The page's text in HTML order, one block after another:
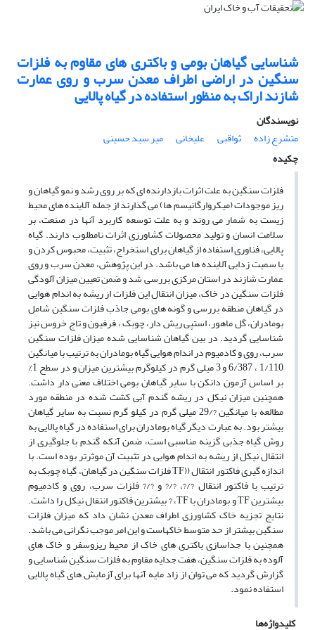
شناسایی گیاهان بومی و باکتری های مقاوم به فلزات
سنگین در اراضی اطراف معدن سرب و روی عمارت
شازند اراک به منظور استفاده در گیاه پالایی
نویسندگان
متشرع زاده
ثواقبی علیخانی
میر سید حسینی
چکیده
فلزات سنگین به علت اثرات بازدارنده ای که بر روی رشد و نمو گیاهان و
ریز موجودات (میکروارگانیسم ها) می گذارند از جمله آلاینده های محیط
زیست به شمار می روند و به علت توسعه کاربرد آنها در صنعت، بر
سلامت انسان و تولید محصولات کشاورزی اثرات نامطلوب دارند. گیاه
پالایی، فناوری استفاده از گیاهان برای استخراج، تثبیت، محبوس کردن و
یا سمیت زدایی آلاینده ها می باشد. در این پژوهش، معدن سرب و روی
عمارت شازند در استان مرکزی بررسی شد و ضمن تعیین میزان آلودگی
فلزات سنگین در خاک، میزان انتقال این فلزات از ریشه به اندام هوایی
در گیاهان منطقه بررسی و گونه های بومی جاذب فلزات سنگین شامل
بومادران، گل ماهور، استپی ریش دار، چوبک ، فرفیون و تاج خروس نیز
شناسایی گردید. در بین گیاهان شناسایی شده میزان فلزات سنگین
سرب، روی و کادمیوم در اندام هوایی گیاه بومادران به ترتیب با میانگین
1/110 ، 6/387 و 3 میلی گرم در کیلوگرم بیشترین میزان و در سطح 1%
بر اساس آزمون دانکن با سایر گیاهان بومی اختلاف معنی دار داشت.
همچنین میزان نیکل در ریشه گندم آبی کشت شده در منطقه مورد
مطالعه با میانگین ?/29 میلی گرم در کیلو گرم نسبت به سایر گیاهان
بیشتر بود. به عبارت دیگر گیاه بومادران برای استفاده در گیاه پالایی به
روش گیاه جذبی گزینه مناسبی است، ضمن آنکه گندم با جلوگیری از
انتقال نیکل از ریشه به اندام هوایی در تثبیت آن موثرتر بوده است. با
اندازه گیری فاکتور انتقال ((TF فلزات سنگین در گیاهان، گیاه چوبک به
ترتیب با فاکتور انتقال ?/?، ?/? و ?/? فلزات سرب، روی و کادمیوم
بیشترین TF و بومادران با TF، ? بیشترین فاکتور انتقال نیکل را داشت.
نتایج تجزیه خاک کشاورزی اطراف معدن نشان داد که میزان فلزات
سنگین بیشتر از حد متوسط خاکهاست و این امر موجب نگرانی می باشد.
همچنین با جداسازی باکتری های خاک از محیط ریزوسفر و خاک های
آلوده به فلزات سنگین، هفت جدایه مقاوم به فلزات سنگین شناسایی و
گزارش گردید که می توان از زاد مایه آنها برای آزمایش های گیاه پالایی
استفاده نمود.
کلیدواژه‌ها